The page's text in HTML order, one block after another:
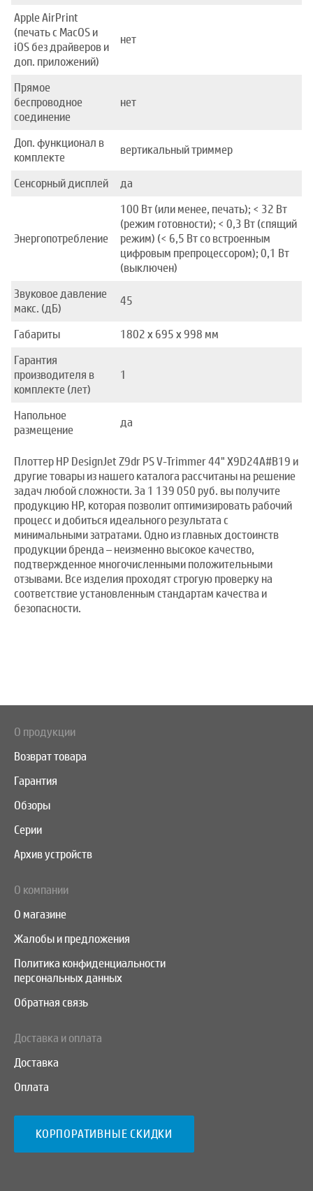
Apple AirPrint
(печать с MacOS и
iOS без драйверов и
доп. приложений)
нет
Прямое
беспроводное
соединение
нет
Доп. функционал в
комплекте
вертикальный триммер
Сенсорный дисплей да
Энергопотребление
100 Вт (или менее, печать); < 32 Вт
(режим готовности); < 0,3 Вт (спящий
режим) (< 6,5 Вт со встроенным
цифровым препроцессором); 0,1 Вт
(выключен)
Звуковое давление
макс. (дБ)
45
Габариты
1802 x 695 x 998 мм
Гарантия
производителя в
комплекте (лет)
1
Напольное
размещение
да
Плоттер HP DesignJet Z9dr PS V-Trimmer 44" X9D24A#B19 и
другие товары из нашего каталога рассчитаны на решение
задач любой сложности. За 1 139 050 руб. вы получите
продукцию HP, которая позволит оптимизировать рабочий
процесс и добиться идеального результата с
минимальными затратами. Одно из главных достоинств
продукции бренда – неизменно высокое качество,
подтвержденное многочисленными положительными
отзывами. Все изделия проходят строгую проверку на
соответствие установленным стандартам качества и
безопасности.
О продукции
Возврат товара
Гарантия
Обзоры
Серии
Архив устройств
О компании
О магазине
Жалобы и предложения
Политика конфиденциальности
персональных данных
Обратная связь
Доставка и оплата
Доставка
Оплата
КОРПОРАТИВНЫЕ СКИДКИ